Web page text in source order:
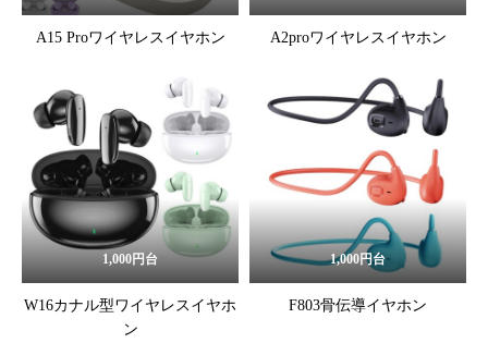
A15 Proワイヤレスイヤホン A2proワイヤレスイヤホン
1,000円台
W16カナル型ワイヤレスイヤホ
ン
1,000円台
F803骨伝導イヤホン